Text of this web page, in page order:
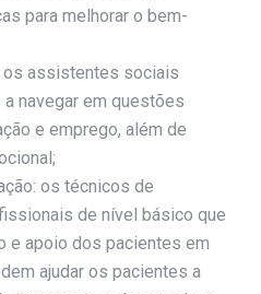
para melhorar o bem-
assistentes sociais
navegar em questões
e emprego, além de
os técnicos de
de nível básico que
e apoio dos pacientes em
ajudar os pacientes a